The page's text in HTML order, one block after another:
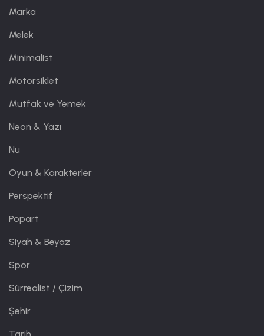
Marka
Melek
Minimalist
Motorsiklet
Mutfak ve Yemek
Neon & Yazı
Nu
Oyun & Karakterler
Perspektif
Popart
Siyah & Beyaz
Spor
Sürrealist / Çizim
Şehir